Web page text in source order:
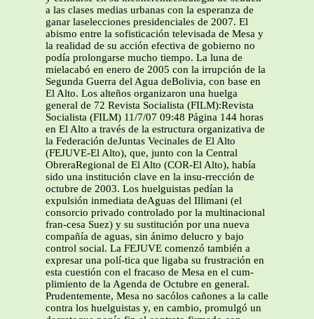
a las clases medias urbanas con la esperanza de
ganar laselecciones presidenciales de 2007. El
abismo entre la sofisticación televisada de Mesa y
la realidad de su acción efectiva de gobierno no
podía prolongarse mucho tiempo. La luna de
mielacabó en enero de 2005 con la irrupción de la
Segunda Guerra del Agua deBolivia, con base en
El Alto. Los alteños organizaron una huelga
general de 72 Revista Socialista (FILM):Revista
Socialista (FILM) 11/7/07 09:48 Página 144 horas
en El Alto a través de la estructura organizativa de
la Federación deJuntas Vecinales de El Alto
(FEJUVE-El Alto), que, junto con la Central
ObreraRegional de El Alto (COR-El Alto), había
sido una institución clave en la insu-rrección de
octubre de 2003. Los huelguistas pedían la
expulsión inmediata deAguas del Illimani (el
consorcio privado controlado por la multinacional
fran-cesa Suez) y su sustitución por una nueva
compañía de aguas, sin ánimo delucro y bajo
control social. La FEJUVE comenzó también a
expresar una polí-tica que ligaba su frustración en
esta cuestión con el fracaso de Mesa en el cum-
plimiento de la Agenda de Octubre en general.
Prudentemente, Mesa no sacólos cañones a la calle
contra los huelguistas y, en cambio, promulgó un